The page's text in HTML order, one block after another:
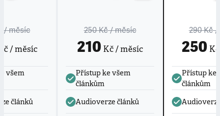
/ měsíc
/ měsíc
všem
článků
250 Kč/ měsíc
210 Kč / měsíc
Přístup ke všem
článkům
Audioverze článků
290 Kč/
250Kč
Přístup ke
článkům